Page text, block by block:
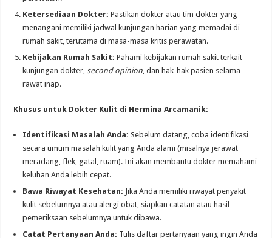
Ketersediaan Dokter: Pastikan dokter atau tim dokter yang
menangani memiliki jadwal kunjungan harian yang memadai di
rumah sakit, terutama di masa-masa kritis perawatan.
Kebijakan Rumah Sakit: Pahami kebijakan rumah sakit terkait
kunjungan dokter,second opinion, dan hak-hak pasien selama
rawat inap.
Khusus untuk Dokter Kulit di Hermina Arcamanik:
Identifikasi Masalah Anda: Sebelum datang, coba identifikasi
secara umum masalah kulit yang Anda alami (misalnya jerawat
meradang, flek, gatal, ruam). Ini akan membantu dokter memahami
keluhan Anda lebih cepat.
Bawa Riwayat Kesehatan: Jika Anda memiliki riwayat penyakit
kulit sebelumnya atau alergi obat, siapkan catatan atau hasil
pemeriksaan sebelumnya untuk dibawa.
Catat Pertanyaan Anda: Tulis daftar pertanyaan yang ingin Anda